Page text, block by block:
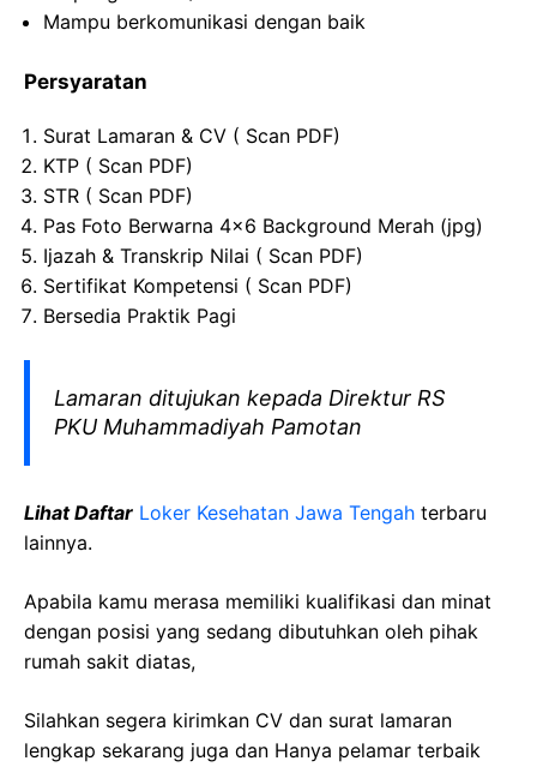
Mampu berkomunikasi dengan baik
Persyaratan
Surat Lamaran & CV ( Scan PDF)
KTP ( Scan PDF)
STR ( Scan PDF)
Pas Foto Berwarna 4×6 Background Merah (jpg)
Ijazah & Transkrip Nilai ( Scan PDF)
Sertifikat Kompetensi ( Scan PDF)
Bersedia Praktik Pagi
Lamaran ditujukan kepada Direktur RS
PKU Muhammadiyah Pamotan
Lihat Daftar Loker Kesehatan Jawa Tengah terbaru
lainnya.
Apabila kamu merasa memiliki kualifikasi dan minat
dengan posisi yang sedang dibutuhkan oleh pihak
rumah sakit diatas,
Silahkan segera kirimkan CV dan surat lamaran
lengkap sekarang juga dan Hanya pelamar terbaik